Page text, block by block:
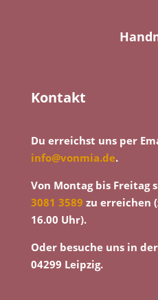
Kontakt
Du erreichst uns per
info@vonmia.de.
Von Montag bis Freitag
3081 3589 zu erreichen
16.00 Uhr).
Oder besuche uns in
04299 Leipzig.